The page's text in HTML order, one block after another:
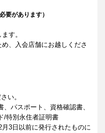
要があります）
す。
、入会店舗にお越しくださ
い。
パスポート、資格確認書、
/特別永住者証明書
3日以前に発行されたものに